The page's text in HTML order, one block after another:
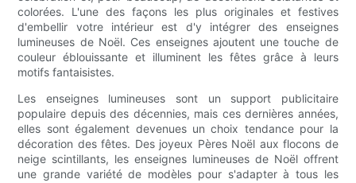
colorées. L'une des façons les plus originales et festives
d'embellir votre intérieur est d'y intégrer des enseignes
lumineuses de Noël. Ces enseignes ajoutent une touche de
couleur éblouissante et illuminent les fêtes grâce à leurs
motifs fantaisistes.
Les enseignes lumineuses sont un support publicitaire
populaire depuis des décennies, mais ces dernières années,
elles sont également devenues un choix tendance pour la
décoration des fêtes. Des joyeux Pères Noël aux flocons de
neige scintillants, les enseignes lumineuses de Noël offrent
une grande variété de modèles pour s'adapter à tous les